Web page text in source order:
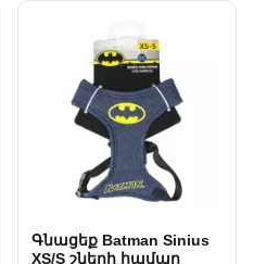
Գնացեք Batman Sinius
XS/S շների համար